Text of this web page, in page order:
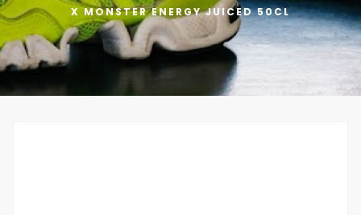
X MONSTER ENERGY JUICED 50CL